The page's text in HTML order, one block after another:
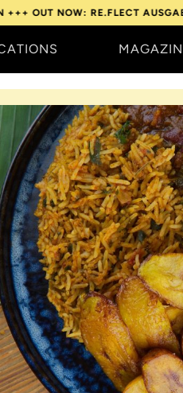
NOW: RE.FLECT AUSGABE #120
MAGAZIN